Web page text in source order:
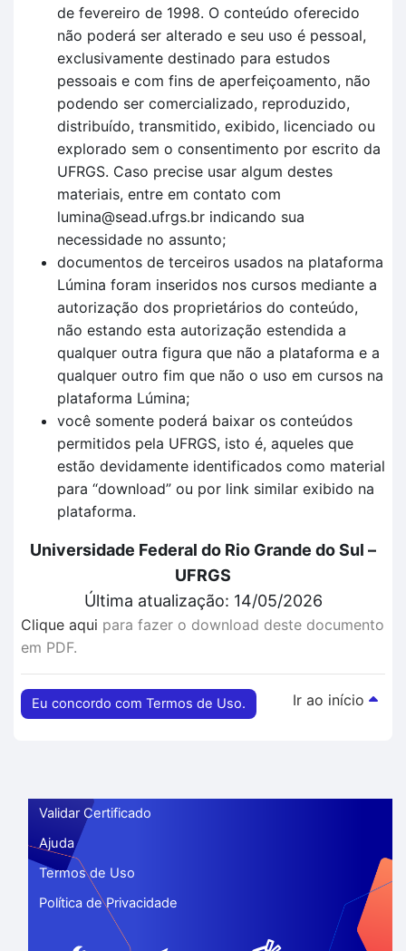
de fevereiro de 1998. O conteúdo oferecido
não poderá ser alterado e seu uso é pessoal,
exclusivamente destinado para estudos
pessoais e com fins de aperfeiçoamento, não
podendo ser comercializado, reproduzido,
distribuído, transmitido, exibido, licenciado ou
explorado sem o consentimento por escrito da
UFRGS. Caso precise usar algum destes
materiais, entre em contato com
lumina@sead.ufrgs.br indicando sua
necessidade no assunto;
documentos de terceiros usados na plataforma
Lúmina foram inseridos nos cursos mediante a
autorização dos proprietários do conteúdo,
não estando esta autorização estendida a
qualquer outra figura que não a plataforma e a
qualquer outro fim que não o uso em cursos na
plataforma Lúmina;
você somente poderá baixar os conteúdos
permitidos pela UFRGS, isto é, aqueles que
estão devidamente identificados como material
para “download” ou por link similar exibido na
plataforma.
Universidade Federal do Rio Grande do Sul –
UFRGS
Última atualização: 14/05/2026
Clique aqui para fazer o download deste documento
em PDF.
Eu concordo com Termos de Uso. Ir ao início
Validar Certificado
Ajuda
Termos de Uso
Política de Privacidade